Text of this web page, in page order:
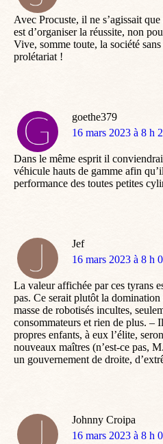
Avec Procuste, il ne s’agissait
est d’organiser la réussite, non
Vive, somme toute, la société
prolétariat !
goethe379
dit
16 mars 2023 à 8 h
Dans le même esprit il
véhicule hauts de gamme afin
performance des toutes petites
Jef
dit
16 mars 2023 à 8 h
La valeur affichée par ces tyrans
pas. Ce serait plutôt la
masse de robotisés incultes,
consommateurs et rien de plus. –
propres enfants, à eux l’élite,
nouveaux maîtres (n’est-ce pas,
un gouvernement de droite,
Johnny Croipa
dit
16 mars 2023 à 8 h